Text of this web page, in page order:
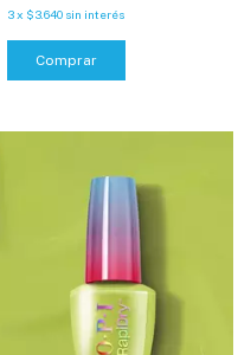
3 x $3.640 sin interés
Comprar